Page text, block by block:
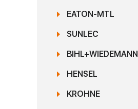
EATON-MTL
SUNLEC
BIHL+WIEDEMANN
HENSEL
KROHNE